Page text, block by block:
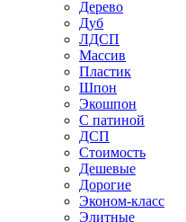
Дерево
Дуб
ЛДСП
Массив
Пластик
Шпон
Экошпон
С патиной
ДСП
Стоимость
Дешевые
Дорогие
Эконом-класс
Элитные